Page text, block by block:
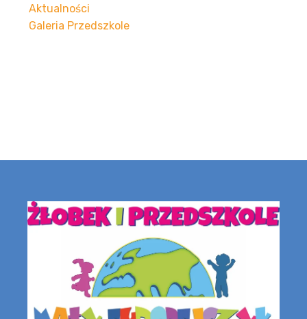
Aktualności
Galeria Przedszkole